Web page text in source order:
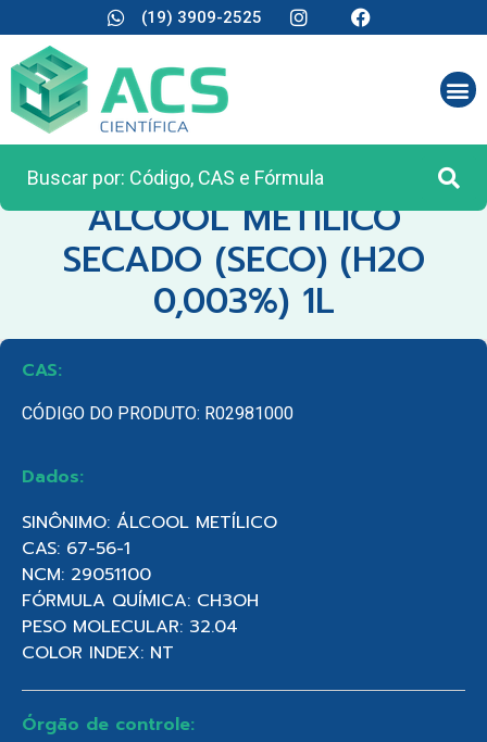
(19) 3909-2525
CATEGORIA:REAGENTES ANALÍTICOS
ALCOOL METILICO
SECADO (SECO) (H2O
0,003%) 1L
CAS:
CÓDIGO DO PRODUTO: R02981000
Dados:
SINÔNIMO: ÁLCOOL METÍLICO
CAS: 67-56-1
NCM: 29051100
FÓRMULA QUÍMICA: CH3OH
PESO MOLECULAR: 32.04
COLOR INDEX: NT
Órgão de controle: